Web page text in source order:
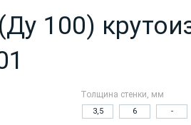
100)
Толщина стенки, мм
3,5 6 -